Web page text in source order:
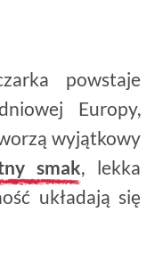
powstaje
Europy,
wyjątkowy
smak, lekka
układają się